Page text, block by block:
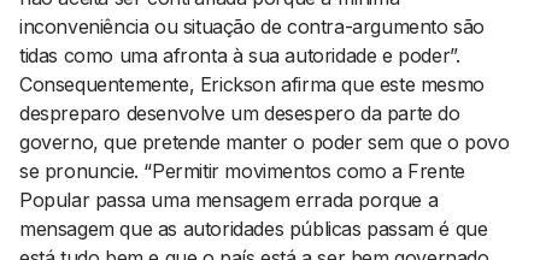
inconveniência ou situação de contra-argumento são
tidas como uma afronta à sua autoridade e poder”.
Consequentemente, Erickson afirma que este mesmo
despreparo desenvolve um desespero da parte do
governo, que pretende manter o poder sem que o povo
se pronuncie. “Permitir movimentos como a Frente
Popular passa uma mensagem errada porque a
mensagem que as autoridades públicas passam é que